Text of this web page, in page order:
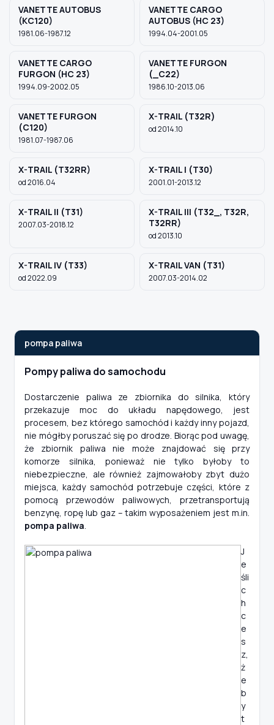
VANETTE AUTOBUS
(KC120)
1981.06-1987.12
VANETTE CARGO
AUTOBUS (HC 23)
1994.04-2001.05
VANETTE CARGO
FURGON (HC 23)
1994.09-2002.05
VANETTE FURGON
(_C22)
1986.10-2013.06
VANETTE FURGON
(C120)
1981.07-1987.06
X-TRAIL (T32R)
od 2014.10
X-TRAIL (T32RR)
od 2016.04
X-TRAIL I (T30)
2001.01-2013.12
X-TRAIL II (T31)
2007.03-2018.12
X-TRAIL III (T32_, T32R,
T32RR)
od 2013.10
X-TRAIL IV (T33)
od 2022.09
X-TRAIL VAN (T31)
2007.03-2014.02
pompa paliwa
Pompy paliwa do samochodu
Dostarczenie paliwa ze zbiornika do silnika, który
przekazuje moc do układu napędowego, jest
procesem, bez którego samochód i każdy inny pojazd,
nie mógłby poruszać się po drodze. Biorąc pod uwagę,
że zbiornik paliwa nie może znajdować się przy
komorze silnika, ponieważ nie tylko byłoby to
niebezpieczne, ale również zajmowałoby zbyt dużo
miejsca, każdy samochód potrzebuje części, które z
pomocą przewodów paliwowych, przetransportują
benzynę, ropę lub gaz – takim wyposażeniem jest m.in.
pompa paliwa.
J
e
śli
c
h
c
e
s
z,
ż
e
b
y
t